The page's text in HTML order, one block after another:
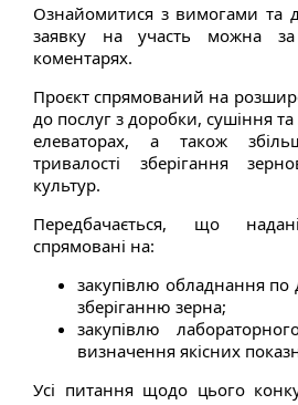
Ознайомитися з вимогами та
заявку на участь можна
коментарях.
Проєкт спрямований на
до послуг з доробки, сушіння
елеваторах, а також
тривалості зберігання
культур.
Передбачається, що
спрямовані на:
закупівлю обладнання по
зберіганню зерна;
закупівлю
визначення якісних
Усі питання щодо цього